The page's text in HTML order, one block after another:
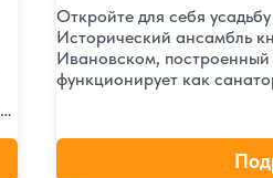
Откройте для себя
Исторический ансамбль
Ивановском, построенный
функционирует как